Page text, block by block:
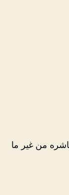
من غير ما